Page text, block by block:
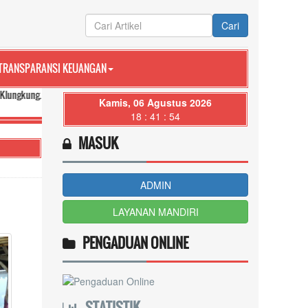
Cari
KEUANGAN
komunikasi dan transparansi Pemerintah Desa Tegak untuk seluruh
Kamis, 06 Agustus 2026
18 : 41 : 55
MASUK
ADMIN
LAYANAN MANDIRI
PENGADUAN ONLINE